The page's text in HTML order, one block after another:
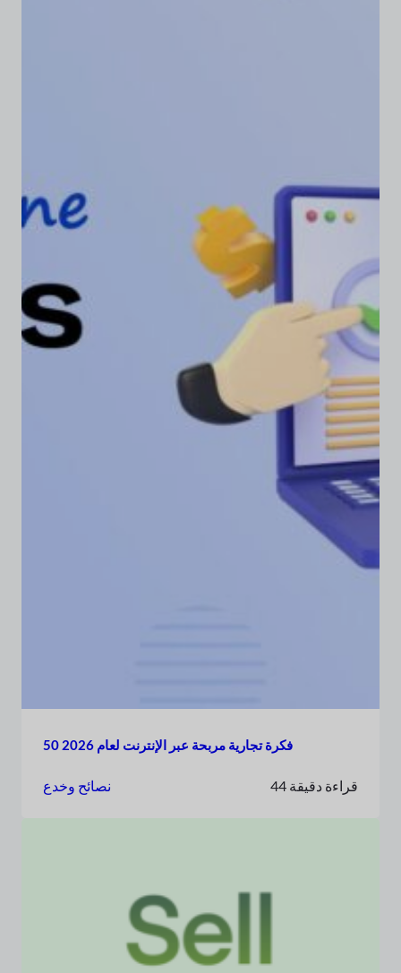
50 فكرة تجارية مربحة عبر الإنترنت لعام 2026
نصائح وخدع 44 قراءة دقيقة